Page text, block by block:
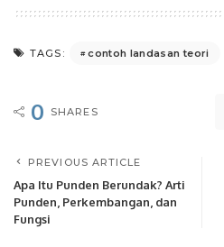
TAGS: contoh landasan teori
0 SHARES
PREVIOUS ARTICLE
Apa Itu Punden Berundak? Arti
Punden, Perkembangan, dan
Fungsi